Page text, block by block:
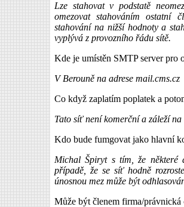
Lze stahovat v podstatě
omezovat stahováním ostatní
stahování na nižší hodnoty a
vyplývá z provozního řádu sítě.
Kde je umístěn SMTP server pro
V Berouně na adrese mail.cms.cz
Co když zaplatím poplatek a
Tato síť není komerční a záleží
Kdo bude fumgovat jako hlavní
Michal Špiryt s tím, že
případě, že se síť hodně
únosnou mez může být
Může být členem firma/právnická